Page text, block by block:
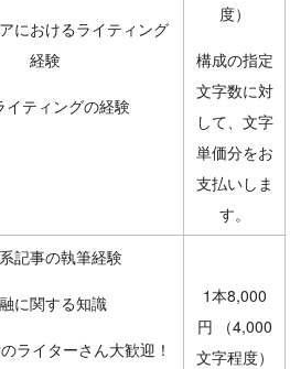
におけるライティング
経験
イティングの経験
度）
構成の指定
文字数に対
して、文字
単価分をお
支払いしま
す。
記事の執筆経験
に関する知識
ライターさん大歓迎！
1本8,000
円 （4,000
文字程度）